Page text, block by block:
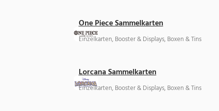
One Piece Sammelkarten
Einzelkarten, Booster & Displays, Boxen & Tins
Lorcana Sammelkarten
Einzelkarten, Booster & Displays, Boxen & Tins